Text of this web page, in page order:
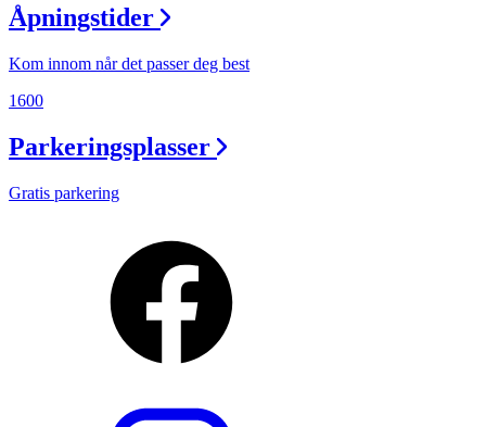
Åpningstider
Kom innom når det passer deg best
1600
Parkeringsplasser
Gratis parkering